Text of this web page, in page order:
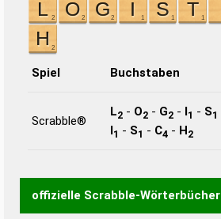
Spiel Buchstaben
Scrabble®
L2 - O2 - G2 - I1 - S1
I1 - S1 - C4 - H2
offizielle Scrabble-Wörterbücher